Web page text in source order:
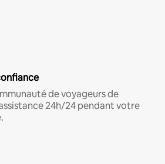
de voyageurs de
24h/24 pendant votre